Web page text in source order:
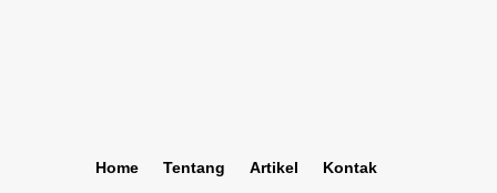
Home Tentang Artikel Kontak